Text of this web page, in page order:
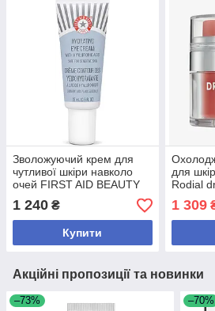
Зволожуючий крем для
чутливої шкіри навколо
очей FIRST AID BEAUTY
Hydrating Eye Cream with
Hyaluronic Acid 15 ml
1 240 ₴
Купити
для
Rodial
Gel 15
1 309
Акційні пропозиції та новинки
–73% –70%